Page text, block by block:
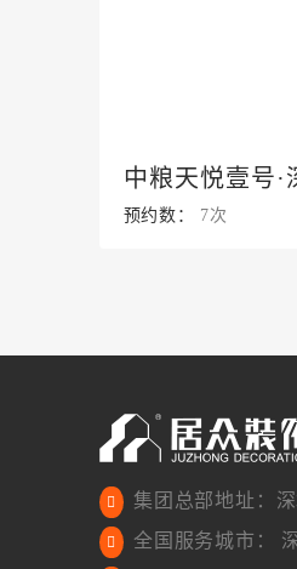
中粮天悦壹号·
预约数： 7次
集团总部地址：
全国服务城市：